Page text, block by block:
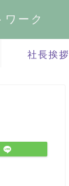
ーク
社長挨拶